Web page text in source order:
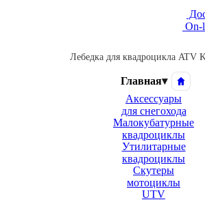
On-
Лебедка для квадроцикла ATV
Главная▾
Аксессуары
для снегохода
Малокубатурные
квадроциклы
Утилитарные
квадроциклы
Скутеры
мотоциклы
UTV